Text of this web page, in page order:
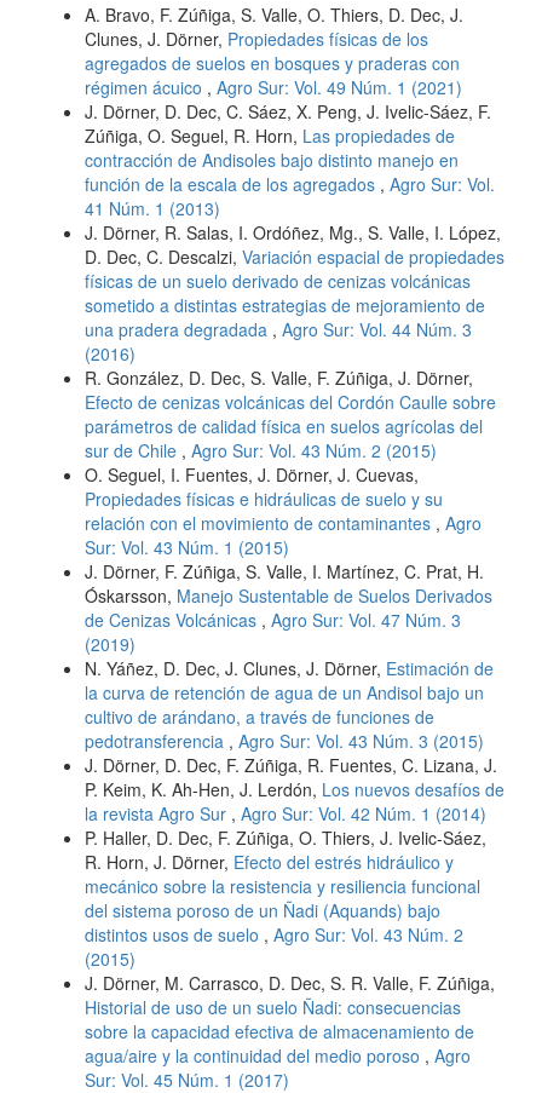
A. Bravo, F. Zúñiga, S. Valle, O. Thiers, D. Dec, J.
Clunes, J. Dörner, Propiedades físicas de los
agregados de suelos en bosques y praderas con
régimen ácuico , Agro Sur: Vol. 49 Núm. 1 (2021)
J. Dörner, D. Dec, C. Sáez, X. Peng, J. Ivelic-Sáez, F.
Zúñiga, O. Seguel, R. Horn, Las propiedades de
contracción de Andisoles bajo distinto manejo en
función de la escala de los agregados , Agro Sur: Vol.
41 Núm. 1 (2013)
J. Dörner, R. Salas, I. Ordóñez, Mg., S. Valle, I. López,
D. Dec, C. Descalzi, Variación espacial de propiedades
físicas de un suelo derivado de cenizas volcánicas
sometido a distintas estrategias de mejoramiento de
una pradera degradada , Agro Sur: Vol. 44 Núm. 3
(2016)
R. González, D. Dec, S. Valle, F. Zúñiga, J. Dörner,
Efecto de cenizas volcánicas del Cordón Caulle sobre
parámetros de calidad física en suelos agrícolas del
sur de Chile , Agro Sur: Vol. 43 Núm. 2 (2015)
O. Seguel, I. Fuentes, J. Dörner, J. Cuevas,
Propiedades físicas e hidráulicas de suelo y su
relación con el movimiento de contaminantes , Agro
Sur: Vol. 43 Núm. 1 (2015)
J. Dörner, F. Zúñiga, S. Valle, I. Martínez, C. Prat, H.
Óskarsson, Manejo Sustentable de Suelos Derivados
de Cenizas Volcánicas , Agro Sur: Vol. 47 Núm. 3
(2019)
N. Yáñez, D. Dec, J. Clunes, J. Dörner, Estimación de
la curva de retención de agua de un Andisol bajo un
cultivo de arándano, a través de funciones de
pedotransferencia , Agro Sur: Vol. 43 Núm. 3 (2015)
J. Dörner, D. Dec, F. Zúñiga, R. Fuentes, C. Lizana, J.
P. Keim, K. Ah-Hen, J. Lerdón, Los nuevos desafíos de
la revista Agro Sur , Agro Sur: Vol. 42 Núm. 1 (2014)
P. Haller, D. Dec, F. Zúñiga, O. Thiers, J. Ivelic-Sáez,
R. Horn, J. Dörner, Efecto del estrés hidráulico y
mecánico sobre la resistencia y resiliencia funcional
del sistema poroso de un Ñadi (Aquands) bajo
distintos usos de suelo , Agro Sur: Vol. 43 Núm. 2
(2015)
J. Dörner, M. Carrasco, D. Dec, S. R. Valle, F. Zúñiga,
Historial de uso de un suelo Ñadi: consecuencias
sobre la capacidad efectiva de almacenamiento de
agua/aire y la continuidad del medio poroso , Agro
Sur: Vol. 45 Núm. 1 (2017)